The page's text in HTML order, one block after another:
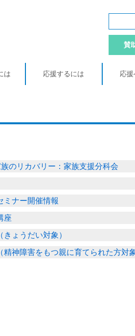
賛
は 応援するには 応
のリカバリー：家族支援分科会
ミナー開催情報
座
ょうだい対象）
精神障害をもつ親に育てられた方対